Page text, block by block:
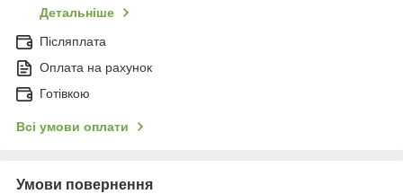
Детальніше
Післяплата
Оплата на рахунок
Готівкою
Всі умови оплати
Умови повернення